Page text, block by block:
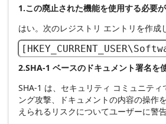
1.この廃止された機能を使用する必要
はい。次のレジストリ エントリを作成
2.SHA-1 ベースのドキュメント署名を
SHA-1 は、セキュリティ コミュニテ
ング攻撃、ドキュメントの内容の操作
えられるリスクについてユーザーに警